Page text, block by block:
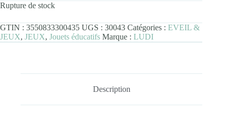
Rupture de stock
GTIN : 3550833300435 UGS : 30043 Catégories : EVEIL &
JEUX, JEUX, Jouets éducatifs Marque : LUDI
Description